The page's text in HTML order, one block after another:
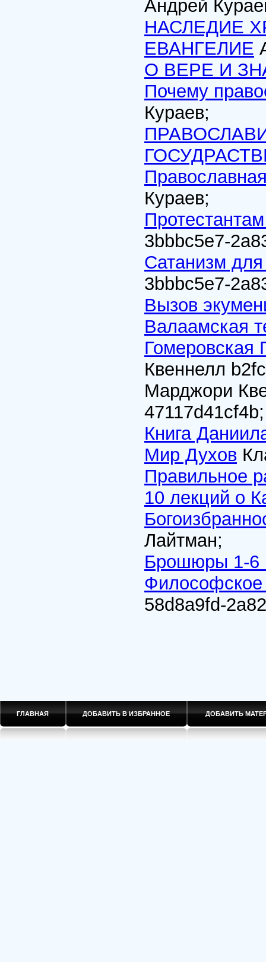
Андрей
НАСЛЕДИЕ
ЕВАНГЕЛИЕ
О ВЕРЕ И
Почему
Кураев;
Кураев;
3bbbc5e7-
Сатанизм
3bbbc5e7-
Вызов
Валаамская
Гомеровская
Квеннелл
Марджори
47117d41cf4b;
Книга
Мир Духов
Правильное
10 лекций о
Лайтман;
Брошюры 1-6
58d8a9fd-
ГЛАВНАЯ ДОБАВИТЬ В ИЗБРАННОЕ ДОБАВИТЬ